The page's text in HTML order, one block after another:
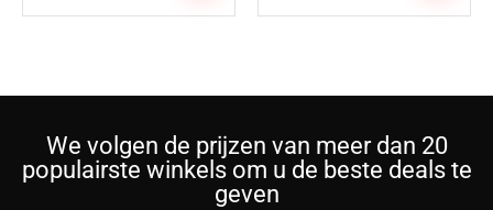
We volgen de prijzen van meer dan 20
populairste winkels om u de beste deals te
geven